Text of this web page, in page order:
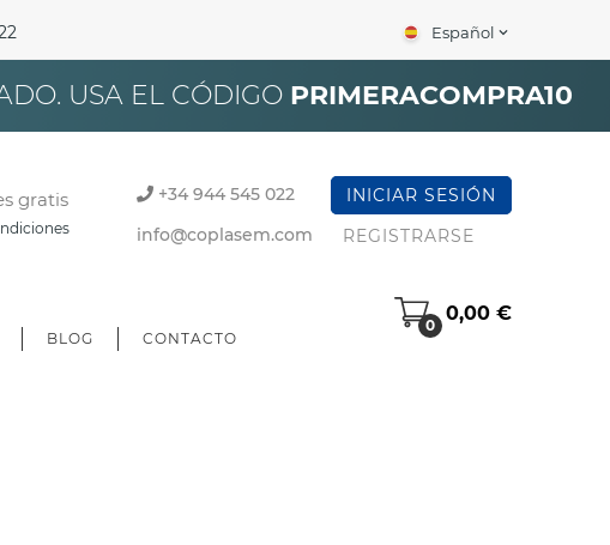
Español expand_more
USA EL CÓDIGO PRIMERACOMPRA10
0
0,00 €
gratis
+34 944 545 022
info@coplasem.com
INICIAR SESIÓN
REGISTRARSE
BLOG CONTACTO
×
sesión